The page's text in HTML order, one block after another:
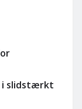
i slidstærkt